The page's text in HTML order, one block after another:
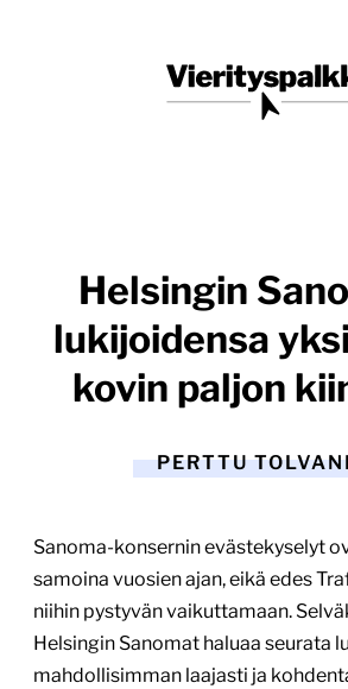
Vierityspalkki.fi
Helsingin
lukijoidensa
kovin paljon
PERTTU
Sanoma-konsernin evästekyselyt
samoina vuosien ajan, eikä edes
niihin pystyvän vaikuttamaan.
Helsingin Sanomat haluaa seurata
mahdollisimman laajasti ja